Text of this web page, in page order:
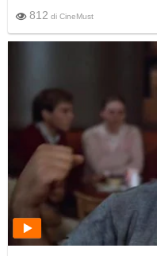
812 di CineMust